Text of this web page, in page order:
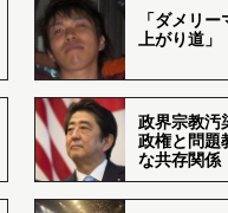
「ダメリ
上がり道」
政界宗教汚
政権と問題
な共存関係